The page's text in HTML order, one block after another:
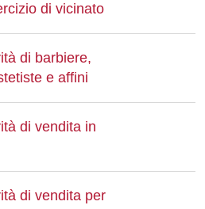
di vicinato
di barbiere,
e affini
di vendita in
di vendita per